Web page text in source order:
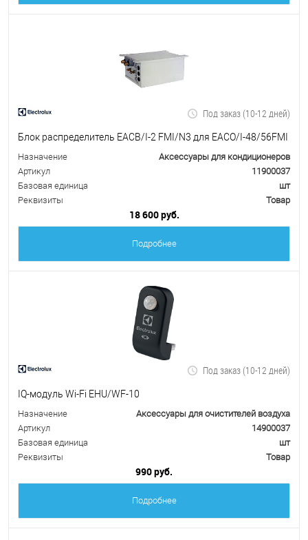
Под заказ (10-12 дней)
Блок распределитель EACB/I-2 FMI/N3 для EACO/I-48/56FMI
Назначение
Аксессуары для кондиционеров
Артикул
11900037
Базовая единица
шт
Реквизиты
Товар
18 600 руб.
Подробнее
Под заказ (10-12 дней)
IQ-модуль Wi-Fi EHU/WF-10
Назначение
Аксессуары для очистителей воздуха
Артикул
14900037
Базовая единица
шт
Реквизиты
Товар
990 руб.
Подробнее